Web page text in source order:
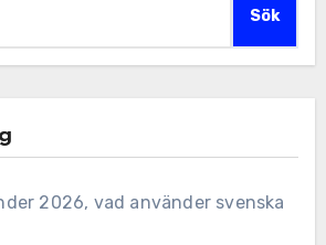
Sök
2026, vad använder svenska